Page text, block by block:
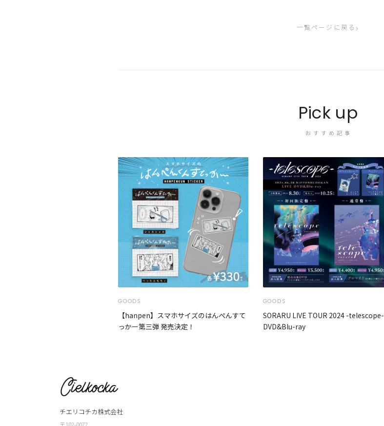
一覧ページに戻る ›
Pick up
おすすめ記事
GOODS
【hanpen】スマホサイズのはんぺんすて
っかー第三弾 発売決定！
GOODS
SORARU LIVE TOUR 2024 -telescope-
DVD&Blu-ray
チエリコチカ株式会社
〒102-0072